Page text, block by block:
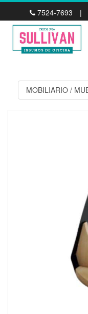
7524-7693 |
MOBILIARIO /